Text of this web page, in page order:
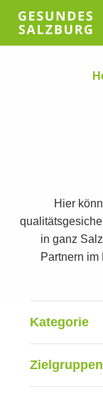
Hier
in ganz
Partnern im
Kategorie
Zielgruppen